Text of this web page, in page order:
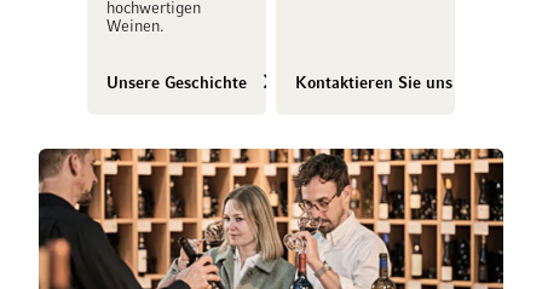
hochwertigen
Weinen.
Unsere Geschichte Kontaktieren Sie uns